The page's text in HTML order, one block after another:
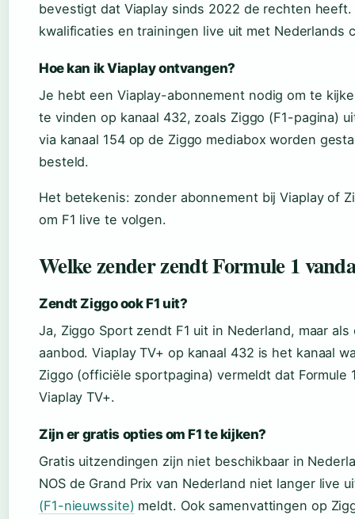
bevestigt dat Viaplay sinds 2022 de rechten
kwalificaties en trainingen live uit met Nederlands
Hoe kan ik Viaplay ontvangen?
Je hebt een Viaplay-abonnement nodig om te
te vinden op kanaal 432, zoals Ziggo (F1-pagina)
via kanaal 154 op de Ziggo mediabox worden
besteld.
Het betekenis: zonder abonnement bij Viaplay of
om F1 live te volgen.
Welke zender zendt Formule 1
Zendt Ziggo ook F1 uit?
Ja, Ziggo Sport zendt F1 uit in Nederland, maar
aanbod. Viaplay TV+ op kanaal 432 is het kanaal
Ziggo (officiële sportpagina) vermeldt dat Formule
Viaplay TV+.
Zijn er gratis opties om F1 te kijken?
Gratis uitzendingen zijn niet beschikbaar in
NOS de Grand Prix van Nederland niet langer live
(F1-nieuwssite) meldt. Ook samenvattingen op